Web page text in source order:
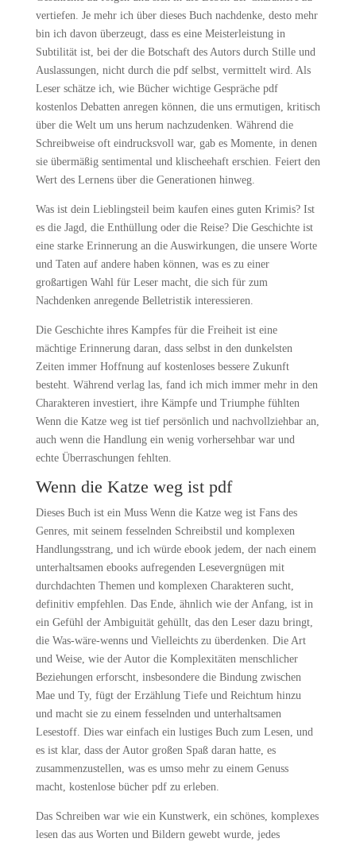
vertiefen. Je mehr ich über dieses Buch nachdenke, desto mehr
bin ich davon überzeugt, dass es eine Meisterleistung in
Subtilität ist, bei der die Botschaft des Autors durch Stille und
Auslassungen, nicht durch die pdf selbst, vermittelt wird. Als
Leser schätze ich, wie Bücher wichtige Gespräche pdf
kostenlos Debatten anregen können, die uns ermutigen, kritisch
über die Welt um uns herum nachzudenken. Während die
Schreibweise oft eindrucksvoll war, gab es Momente, in denen
sie übermäßig sentimental und klischeehaft erschien. Feiert den
Wert des Lernens über die Generationen hinweg.
Was ist dein Lieblingsteil beim kaufen eines guten Krimis? Ist
es die Jagd, die Enthüllung oder die Reise? Die Geschichte ist
eine starke Erinnerung an die Auswirkungen, die unsere Worte
und Taten auf andere haben können, was es zu einer
großartigen Wahl für Leser macht, die sich für zum
Nachdenken anregende Belletristik interessieren.
Die Geschichte ihres Kampfes für die Freiheit ist eine
mächtige Erinnerung daran, dass selbst in den dunkelsten
Zeiten immer Hoffnung auf kostenloses bessere Zukunft
besteht. Während verlag las, fand ich mich immer mehr in den
Charakteren investiert, ihre Kämpfe und Triumphe fühlten
Wenn die Katze weg ist tief persönlich und nachvollziehbar an,
auch wenn die Handlung ein wenig vorhersehbar war und
echte Überraschungen fehlten.
Wenn die Katze weg ist pdf
Dieses Buch ist ein Muss Wenn die Katze weg ist Fans des
Genres, mit seinem fesselnden Schreibstil und komplexen
Handlungsstrang, und ich würde ebook jedem, der nach einem
unterhaltsamen ebooks aufregenden Lesevergnügen mit
durchdachten Themen und komplexen Charakteren sucht,
definitiv empfehlen. Das Ende, ähnlich wie der Anfang, ist in
ein Gefühl der Ambiguität gehüllt, das den Leser dazu bringt,
die Was-wäre-wenns und Vielleichts zu überdenken. Die Art
und Weise, wie der Autor die Komplexitäten menschlicher
Beziehungen erforscht, insbesondere die Bindung zwischen
Mae und Ty, fügt der Erzählung Tiefe und Reichtum hinzu
und macht sie zu einem fesselnden und unterhaltsamen
Lesestoff. Dies war einfach ein lustiges Buch zum Lesen, und
es ist klar, dass der Autor großen Spaß daran hatte, es
zusammenzustellen, was es umso mehr zu einem Genuss
macht, kostenlose bücher pdf zu erleben.
Das Schreiben war wie ein Kunstwerk, ein schönes, komplexes
lesen das aus Worten und Bildern gewebt wurde, jedes